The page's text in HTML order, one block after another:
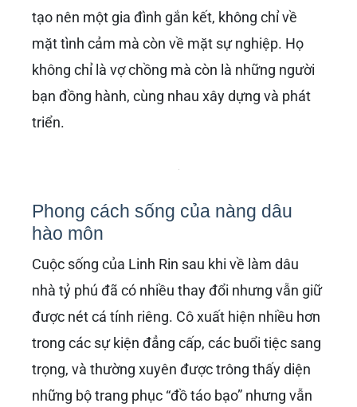
tạo nên một gia đình gắn kết, không chỉ về
mặt tình cảm mà còn về mặt sự nghiệp. Họ
không chỉ là vợ chồng mà còn là những người
bạn đồng hành, cùng nhau xây dựng và phát
triển.
Phong cách sống của nàng dâu
hào môn
Cuộc sống của Linh Rin sau khi về làm dâu
nhà tỷ phú đã có nhiều thay đổi nhưng vẫn giữ
được nét cá tính riêng. Cô xuất hiện nhiều hơn
trong các sự kiện đẳng cấp, các buổi tiệc sang
trọng, và thường xuyên được trông thấy diện
những bộ trang phục “đồ táo bạo” nhưng vẫn